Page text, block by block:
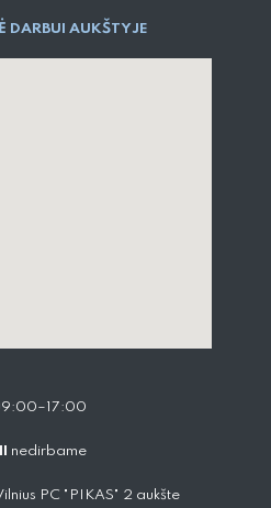
DARBUI AUKŠTYJE
nedirbame
PC "PIKAS" 2 aukšte